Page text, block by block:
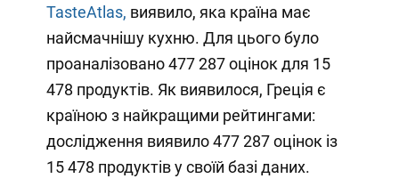
TasteAtlas, виявило, яка країна має
найсмачнішу кухню. Для цього було
проаналізовано 477 287 оцінок для 15
478 продуктів. Як виявилося, Греція є
країною з найкращими рейтингами:
дослідження виявило 477 287 оцінок із
15 478 продуктів у своїй базі даних.